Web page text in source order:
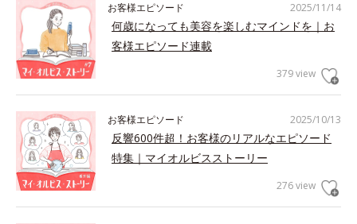
2025/11/14
お客様エピソード
何歳になっても美容を楽しむマインドを｜お
客様エピソード連載
379 view
2025/10/13
お客様エピソード
反響600件超！お客様のリアルなエピソード
特集｜マイオルビスストーリー
276 view